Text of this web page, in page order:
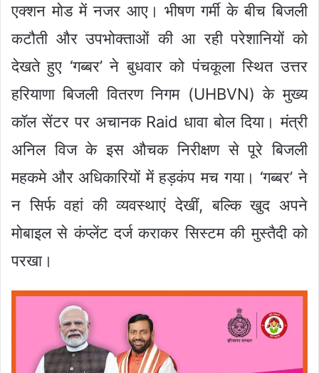
एक्शन मोड में नजर आए। भीषण गर्मी के बीच बिजली
कटौती और उपभोक्ताओं की आ रही परेशानियों को
देखते हुए ‘गब्बर’ ने बुधवार को पंचकूला स्थित उत्तर
हरियाणा बिजली वितरण निगम (UHBVN) के मुख्य
कॉल सेंटर पर अचानक Raid धावा बोल दिया। मंत्री
अनिल विज के इस औचक निरीक्षण से पूरे बिजली
महकमे और अधिकारियों में हड़कंप मच गया। ‘गब्बर’ ने
न सिर्फ वहां की व्यवस्थाएं देखीं, बल्कि खुद अपने
मोबाइल से कंप्लेंट दर्ज कराकर सिस्टम की मुस्तैदी को
परखा।